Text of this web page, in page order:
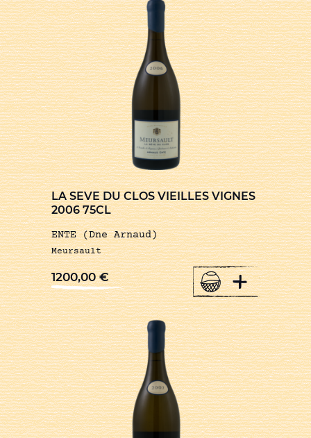
LA SEVE DU CLOS VIEILLES VIGNES
2006 75CL
ENTE (Dne Arnaud)
Meursault
1200,00€ +